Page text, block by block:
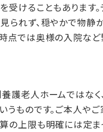
受けることもあります
られず、穏やかで物
点では奥様の入院な
護老人ホームではな
うものです。ご本人や
の上限も明確には定ま